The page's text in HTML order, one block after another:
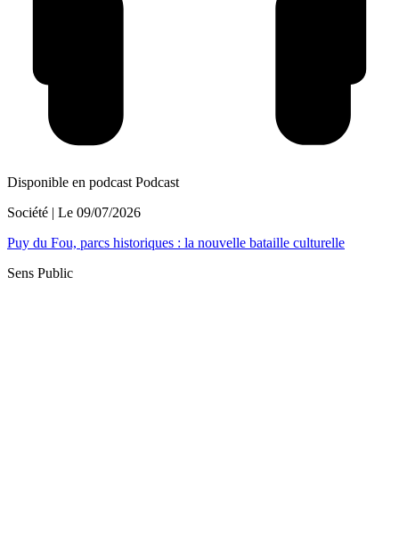
Disponible en podcast Podcast
Société | Le 09/07/2026
Puy du Fou, parcs historiques : la nouvelle bataille culturelle
Sens Public